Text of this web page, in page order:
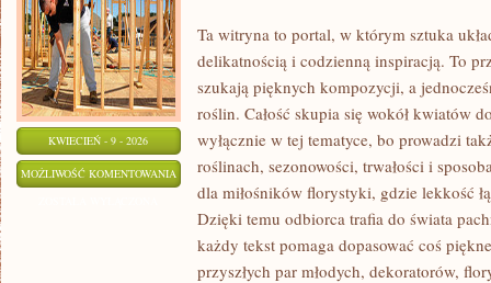
KWIECIEŃ - 9 - 2026
MOŻLIWOŚĆ KOMENTOWANIA BUKIETY
WIĄZANKI
KROK
Ta witryna to portal, w którym sztuka
delikatnością i codzienną inspiracją. To
szukają pięknych kompozycji, a
roślin. Całość skupia się wokół kwiatów
wyłącznie w tej tematyce, bo prowadzi
roślinach, sezonowości, trwałości i
dla miłośników florystyki, gdzie lekkość
Dzięki temu odbiorca trafia do świata
każdy tekst pomaga dopasować coś
przyszłych par młodych, dekoratorów,